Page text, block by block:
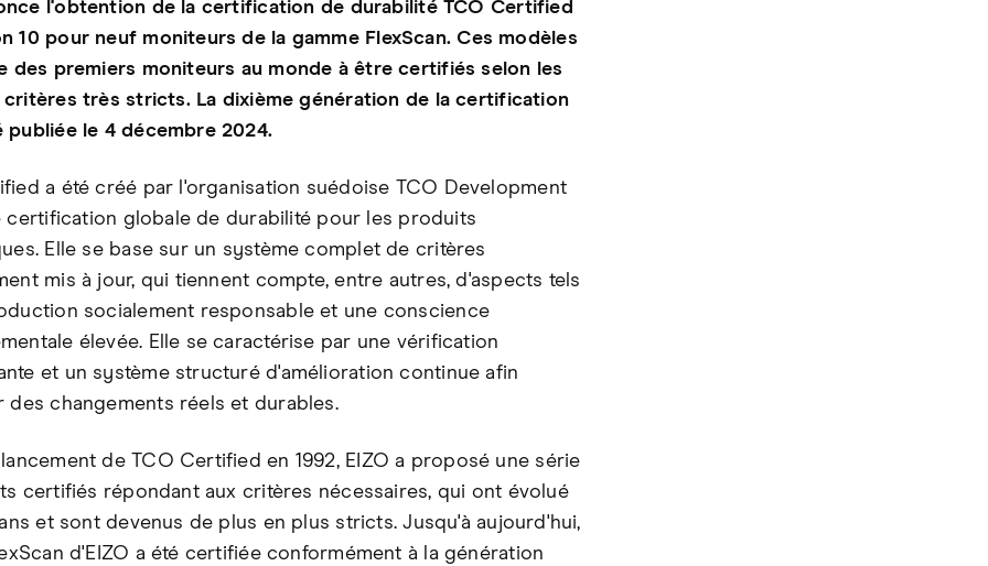
l'obtention de la certification de durabilité TCO Certified
10 pour neuf moniteurs de la gamme FlexScan. Ces modèles
des premiers moniteurs au monde à être certifiés selon les
critères très stricts. La dixième génération de la certification
publiée le 4 décembre 2024.
a été créé par l'organisation suédoise TCO Development
certification globale de durabilité pour les produits
Elle se base sur un système complet de critères
mis à jour, qui tiennent compte, entre autres, d'aspects tels
socialement responsable et une conscience
élevée. Elle se caractérise par une vérification
et un système structuré d'amélioration continue afin
des changements réels et durables.
de TCO Certified en 1992, EIZO a proposé une série
certifiés répondant aux critères nécessaires, qui ont évolué
et sont devenus de plus en plus stricts. Jusqu'à aujourd'hui,
d'EIZO a été certifiée conformément à la génération